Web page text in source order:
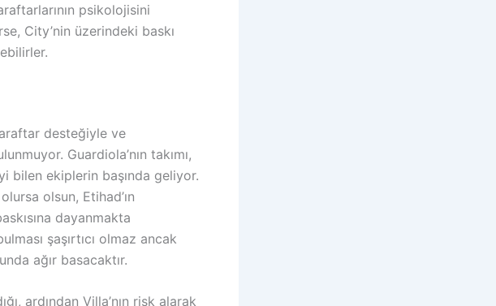
psikolojisini
City’nin üzerindeki baskı
desteğiyle ve
Guardiola’nın takımı,
bilen ekiplerin başında geliyor.
olsun, Etihad’ın
dayanmakta
şaşırtıcı olmaz ancak
ağır basacaktır.
ardından Villa’nın risk alarak